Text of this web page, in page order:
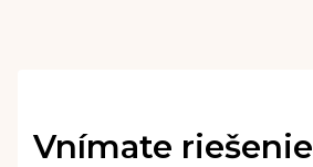
Vnímate riešenie